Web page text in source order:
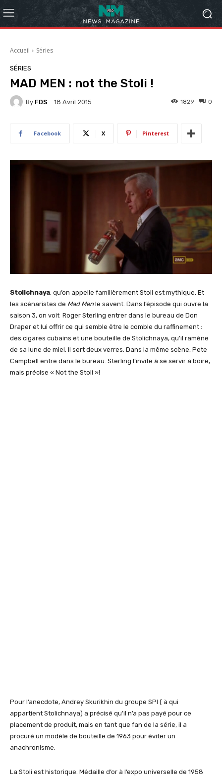
Accueil Séries
SÉRIES
MAD MEN : not the Stoli !
By FDS 18 Avril 2015 0
1829
Facebook X Pinterest
Stolichnaya, qu’on appelle familièrement Stoli est mythique. Et
les scénaristes de Mad Men le savent. Dans l’épisode qui ouvre la
saison 3, on voit Roger Sterling entrer dans le bureau de Don
Draper et lui offrir ce qui semble être le comble du raffinement :
des cigares cubains et une bouteille de Stolichnaya, qu’il ramène
de sa lune de miel. Il sert deux verres. Dans la même scène, Pete
Campbell entre dans le bureau. Sterling l’invite à se servir à boire,
mais précise « Not the Stoli »!
Pour l’anecdote, Andrey Skurikhin du groupe SPI ( à qui
appartient Stolichnaya) a précisé qu’il n’a pas payé pour ce
placement de produit, mais en tant que fan de la série, il a
procuré un modèle de bouteille de 1963 pour éviter un
anachronisme.
La Stoli est historique. Médaille d’or à l’expo universelle de 1958